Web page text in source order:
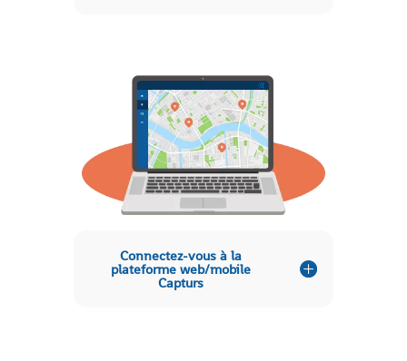
Connectez-vous à la
plateforme web/mobile
Capturs